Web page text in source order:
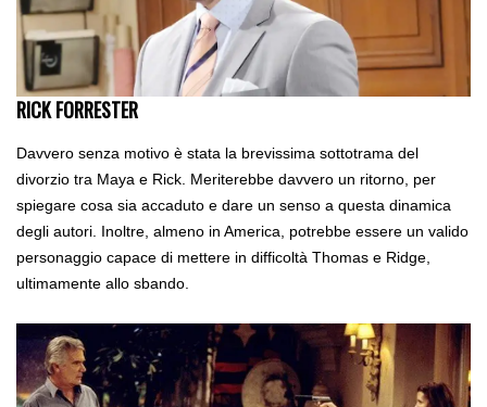
RICK FORRESTER
Davvero senza motivo è stata la brevissima sottotrama del
divorzio tra Maya e Rick. Meriterebbe davvero un ritorno, per
spiegare cosa sia accaduto e dare un senso a questa dinamica
degli autori. Inoltre, almeno in America, potrebbe essere un valido
personaggio capace di mettere in difficoltà Thomas e Ridge,
ultimamente allo sbando.